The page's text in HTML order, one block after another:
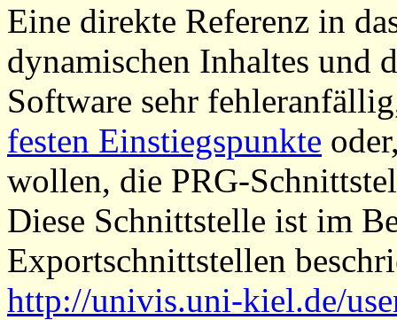
Eine direkte Referenz in
dynamischen Inhaltes und
Software sehr
festen Einstiegspunkte
wollen, die PRG-
Diese Schnittstelle ist im
Exportschnittstellen
http://univis.uni-kiel.de/